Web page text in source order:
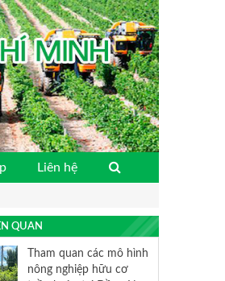
Liên hệ
QUAN
Tham quan các mô hình
nông nghiệp hữu cơ